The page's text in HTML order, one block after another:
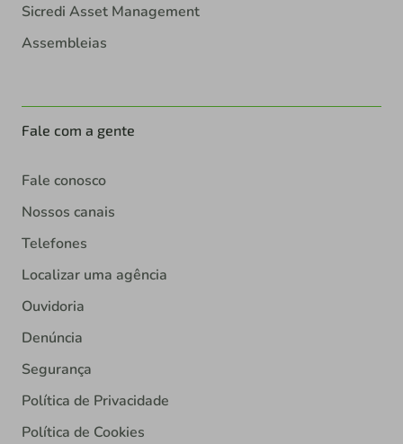
Sicredi Asset Management
Assembleias
Fale com a gente
Fale conosco
Nossos canais
Telefones
Localizar uma agência
Ouvidoria
Denúncia
Segurança
Política de Privacidade
Política de Cookies